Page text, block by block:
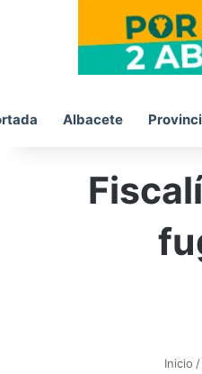
Albacete
Inicio /